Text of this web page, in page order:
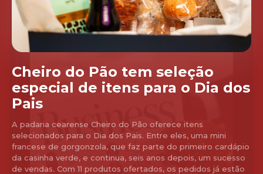
Cheiro do Pão tem seleção
especial de itens para o Dia dos
Pais
A padaria cearense Cheiro do Pão oferece itens
selecionados para o Dia dos Pais. Entre eles, uma mini
francese de gorgonzola, que faz parte do primeiro cardápio
da casinha verde, e continua, seis anos depois, um sucesso
de vendas. Com 11 produtos ofertados, os pedidos já estão